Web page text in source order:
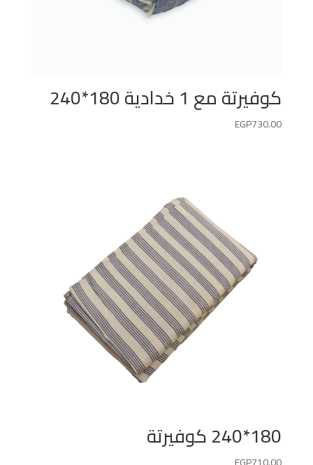
كوفيرتة مع 1 خدادية 180*240
EGP730.00
180*240 كوفيرتة